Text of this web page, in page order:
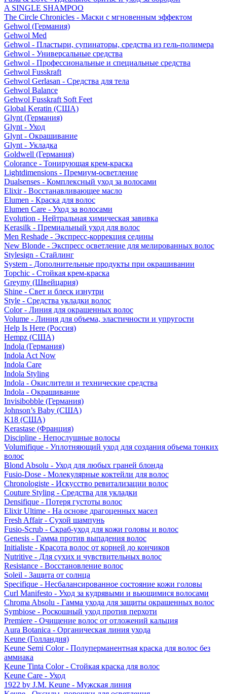
A SINGLE SHAMPOO
The Circle Chronicles - Маски с мгновенным эффектом
Gehwol (Германия)
Gehwol Med
Gehwol - Пластыри, супинаторы, средства из гель-полимера
Gehwol - Универсальные средства
Gehwol - Профессиональные и специальные средства
Gehwol Fusskraft
Gehwol Gerlasan - Средства для тела
Gehwol Balance
Gehwol Fusskraft Soft Feet
Global Keratin (США)
Glynt (Германия)
Glynt - Уход
Glynt - Окрашивание
Glynt - Укладка
Goldwell (Германия)
Colorance - Тонирующая крем-краска
Lightdimensions - Премиум-осветление
Dualsenses - Комплексный уход за волосами
Elixir - Восстанавливающее масло
Elumen - Краска для волос
Elumen Care - Уход за волосами
Evolution - Нейтральная химическая завивка
Kerasilk - Премиальный уход для волос
Men Reshade - Экспресс-коррекция седины
New Blonde - Экспресс осветление для мелированных волос
Stylesign - Стайлинг
System - Дополнительные продукты при окрашивании
Topchic - Стойкая крем-краска
Greymy (Швейцария)
Shine - Свет и блеск изнутри
Style - Средства укладки волос
Color - Линия для окрашенных волос
Volume - Линия для объема, эластичности и упругости
Help Is Here (Россия)
Hempz (США)
Indola (Германия)
Indola Act Now
Indola Care
Indola Styling
Indola - Окислители и технические средства
Indola - Окрашивание
Invisibobble (Германия)
Johnson’s Baby (США)
K18 (США)
Kerastase (Франция)
Discipline - Непослушные волосы
Volumifique - Уплотняющий уход для создания объема тонких
волос
Blond Absolu - Уход для любых граней блонда
Fusio-Dose - Молекулярные коктейли для волос
Chronologiste - Искусство ревитализации волос
Couture Styling - Средства для укладки
Densifique - Потеря густоты волос
Elixir Ultime - На основе драгоценных масел
Fresh Affair - Сухой шампунь
Fusio-Scrub - Скраб-уход для кожи головы и волос
Genesis - Гамма против выпадения волос
Initialiste - Красота волос от корней до кончиков
Nutritive - Для сухих и чувствительных волос
Resistance - Восстановление волос
Soleil - Защита от солнца
Specifique - Несбалансированное состояние кожи головы
Curl Manifesto - Уход за кудрявыми и вьющимися волосами
Chroma Absolu - Гамма ухода для защиты окрашенных волос
Symbiose - Роскошный уход против перхоти
Premiere - Очищение волос от отложений кальция
Aura Botanica - Органическая линия ухода
Keune (Голландия)
Keune Semi Color - Полуперманентная краска для волос без
аммиака
Keune Tinta Color - Стойкая краска для волос
Keune Care - Уход
1922 by J.M. Keune - Мужская линия